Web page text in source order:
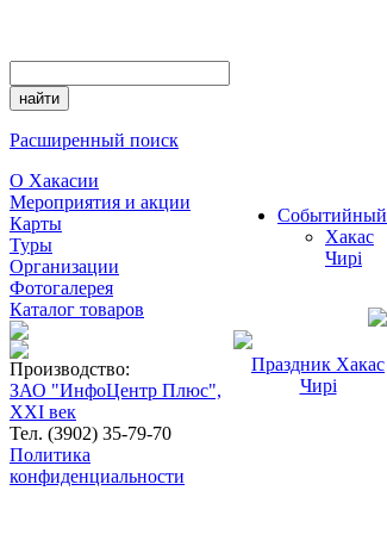
Расширенный поиск
О Хакасии
Мероприятия и акции
Карты
Туры
Организации
Фотогалерея
Каталог товаров
Производство:
ЗАО "ИнфоЦентр Плюс",
XXI век
Тел. (3902) 35-79-70
Политика
конфиденциальности
Событийный
Хакас
Чирi
Праздник Хакас
Чирi